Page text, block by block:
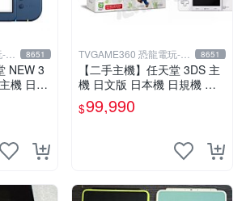
8651
NEW 3
機 日本
充電器
TVGAME360 恐龍電玩-台
中店
8651
【二手主機】任天堂 3DS 主
機 日文版 日本機 日規機 附
原廠充電器【台中恐龍電玩】
$99,990